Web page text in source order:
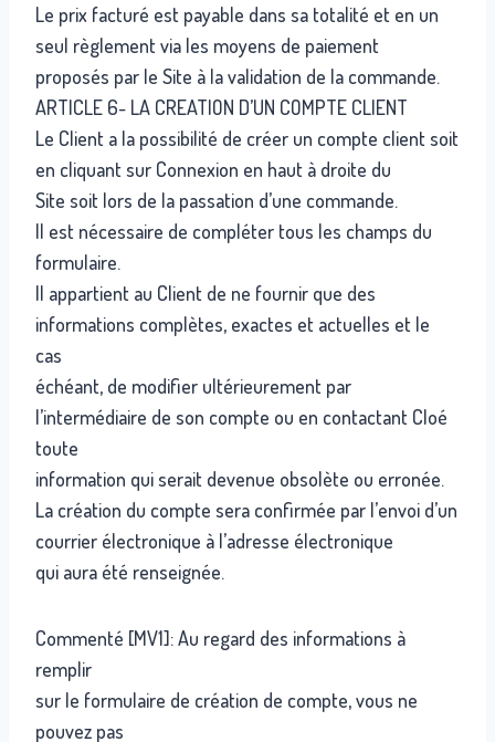
Le prix facturé est payable dans sa totalité et en un
seul règlement via les moyens de paiement
proposés par le Site à la validation de la commande.
ARTICLE 6- LA CREATION D’UN COMPTE CLIENT
Le Client a la possibilité de créer un compte client soit
en cliquant sur Connexion en haut à droite du
Site soit lors de la passation d’une commande.
Il est nécessaire de compléter tous les champs du
formulaire.
Il appartient au Client de ne fournir que des
informations complètes, exactes et actuelles et le
cas
échéant, de modifier ultérieurement par
l’intermédiaire de son compte ou en contactant Cloé
toute
information qui serait devenue obsolète ou erronée.
La création du compte sera confirmée par l’envoi d’un
courrier électronique à l’adresse électronique
qui aura été renseignée.
Commenté [MV1]: Au regard des informations à
remplir
sur le formulaire de création de compte, vous ne
pouvez pas